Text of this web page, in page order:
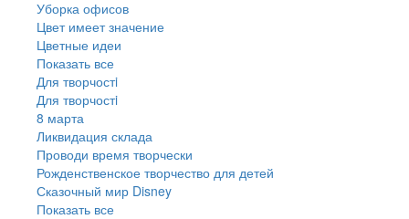
Уборка офисов
Цвет имеет значение
Цветные идеи
Показать все
Для творчостi
Для творчостi
8 марта
Ликвидация склада
Проводи время творчески
Рожденственское творчество для детей
Сказочный мир Disney
Показать все